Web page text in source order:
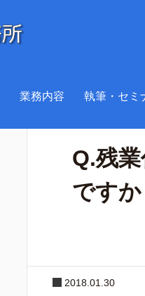
業務内容 執筆・セミ
Q.残
ですか
2018.01.30